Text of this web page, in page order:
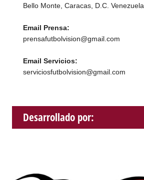
Bello Monte, Caracas, D.C. Venezuela
Email Prensa:
prensafutbolvision@gmail.com
Email Servicios:
serviciosfutbolvision@gmail.com
Desarrollado por: